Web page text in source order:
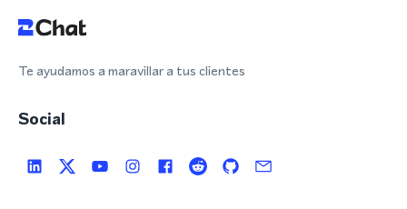
Te ayudamos a maravillar a tus clientes
Social